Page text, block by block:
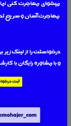
نام
ایمیل یا موبایل